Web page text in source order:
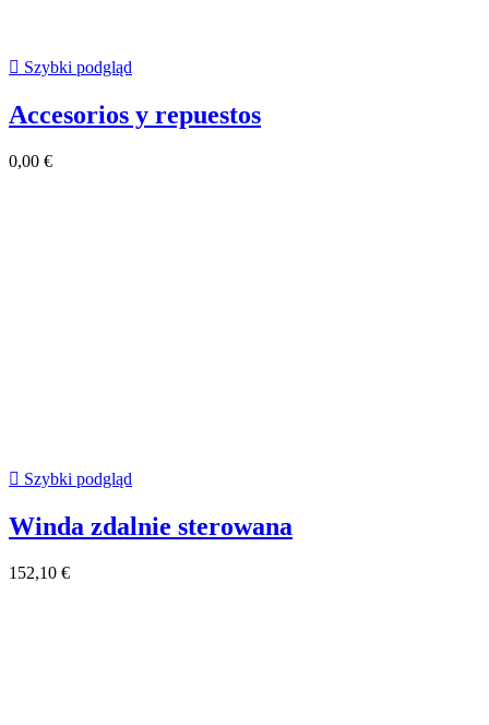
 Szybki podgląd
Accesorios y repuestos
0,00 €
 Szybki podgląd
Winda zdalnie sterowana
152,10 €